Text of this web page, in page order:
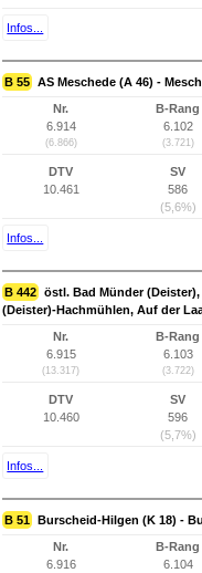
Infos...
B 55 AS Meschede (A 46) -
Nr.
6.914
(6.866)
B-Rang
6.102
(3.721)
DTV
10.461
SV
586
(5,6%)
Infos...
B 442 östl. Bad Münder
(Deister)-Hachmühlen, Auf der
Nr.
6.915
(13.317)
B-Rang
6.103
(3.722)
DTV
10.460
SV
596
(5,7%)
Infos...
B 51 Burscheid-Hilgen (K 18) -
Nr.
6.916
B-Rang
6.104